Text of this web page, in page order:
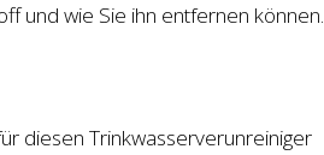
und wie Sie ihn entfernen können.
diesen Trinkwasserverunreiniger